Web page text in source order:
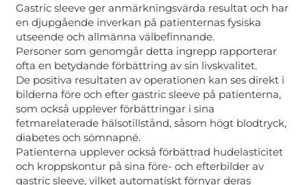
Gastric sleeve ger anmärkningsvärda resultat och har
en djupgående inverkan på patienternas fysiska
utseende och allmänna välbefinnande.
Personer som genomgår detta ingrepp rapporterar
ofta en betydande förbättring av sin livskvalitet.
De positiva resultaten av operationen kan ses direkt i
bilderna före och efter gastric sleeve på patienterna,
som också upplever förbättringar i sina
fetmarelaterade hälsotillstånd, såsom högt blodtryck,
diabetes och sömnapné.
Patienterna upplever också förbättrad hudelasticitet
och kroppskontur på sina före- och efterbilder av
gastric sleeve, vilket automatiskt förnyar deras